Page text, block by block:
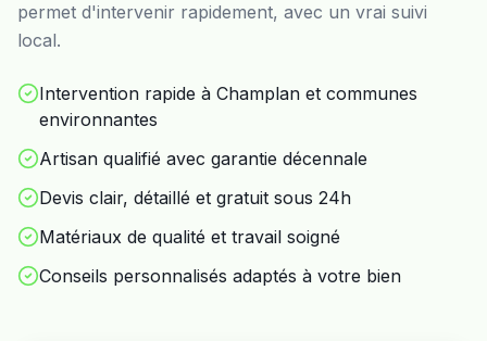
permet d'intervenir rapidement, avec un vrai suivi
local.
Intervention rapide à Champlan et communes
environnantes
Artisan qualifié avec garantie décennale
Devis clair, détaillé et gratuit sous 24h
Matériaux de qualité et travail soigné
Conseils personnalisés adaptés à votre bien